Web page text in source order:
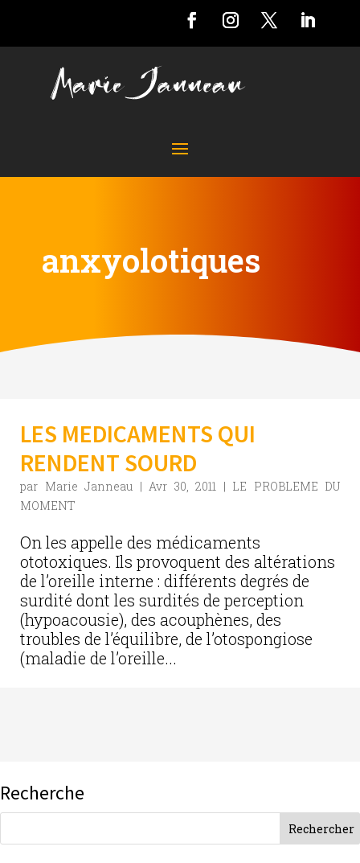
anxyolotiques
LES MEDICAMENTS QUI
RENDENT SOURD
par Marie Janneau | Avr 30, 2011 | LE PROBLEME DU
MOMENT
On les appelle des médicaments
ototoxiques. Ils provoquent des altérations
de l’oreille interne : différents degrés de
surdité dont les surdités de perception
(hypoacousie), des acouphènes, des
troubles de l’équilibre, de l’otospongiose
(maladie de l’oreille...
Recherche